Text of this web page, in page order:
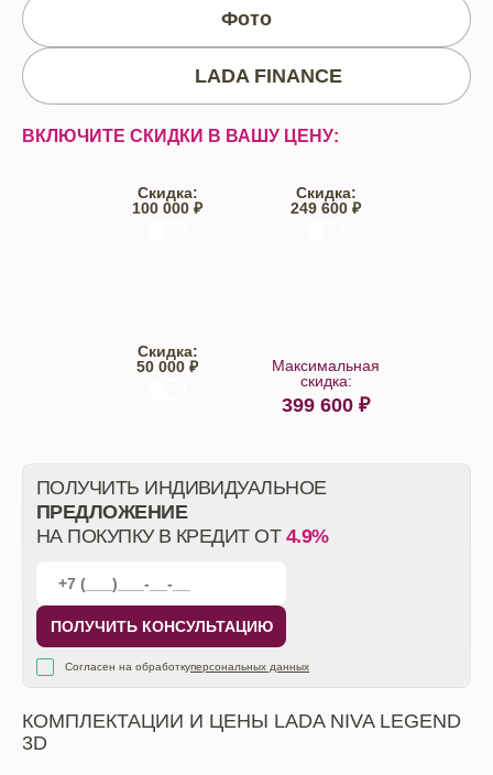
Фото
LADA FINANCE
ВКЛЮЧИТЕ СКИДКИ В ВАШУ ЦЕНУ:
Скидка:
100 000 ₽
Скидка:
249 600 ₽
Скидка:
50 000 ₽
Максимальная
скидка:
399 600 ₽
ПОЛУЧИТЬ ИНДИВИДУАЛЬНОЕ
ПРЕДЛОЖЕНИЕ
НА ПОКУПКУ В КРЕДИТ ОТ 4.9%
ПОЛУЧИТЬ КОНСУЛЬТАЦИЮ
Согласен на обработкуперсональных данных
КОМПЛЕКТАЦИИ И ЦЕНЫ LADA NIVA LEGEND
3D